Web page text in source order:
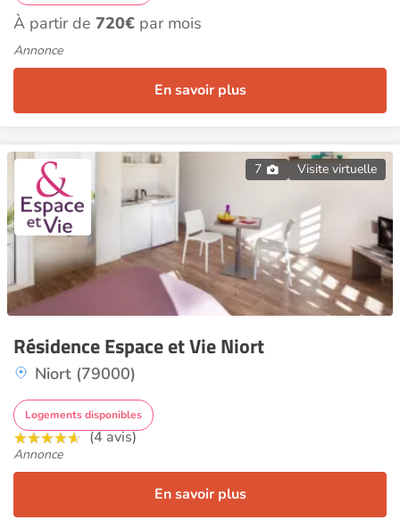
À partir de 720€ par mois
Annonce
En savoir plus
7 Visite virtuelle
Résidence Espace et Vie Niort
Niort (79000)
Logements disponibles
(4 avis)
Annonce
En savoir plus